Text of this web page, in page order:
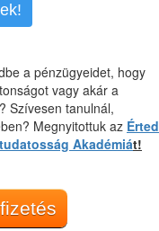
a pénzügyeidet, hogy
vagy akár a
Szívesen tanulnál,
Megnyitottuk az Érted
Akadémiát!